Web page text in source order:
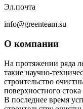
Эл.почта
info@greenteam.su
О компании
На протяжении ряда
такие научно-
строительство
поверхностного
В последнее время